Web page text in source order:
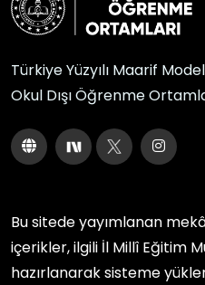
Türkiye Yüzyılı Maarif
Okul Dışı Öğrenme
Bu sitede yayımlanan
içerikler, ilgili İl Millî Eğitim
hazırlanarak sisteme